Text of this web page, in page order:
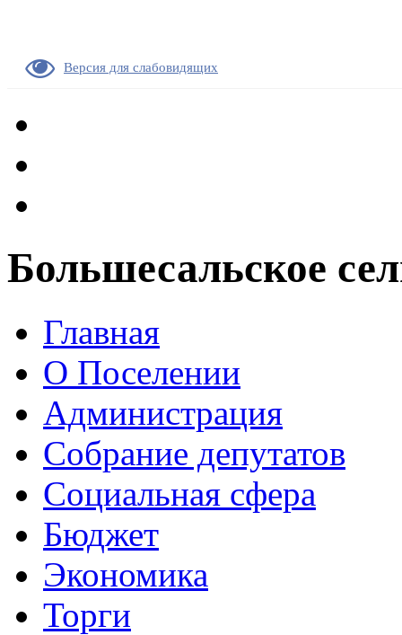
Версия для слабовидящих
Большесальское
Главная
О Поселении
Администрация
Собрание депутатов
Социальная сфера
Бюджет
Экономика
Торги